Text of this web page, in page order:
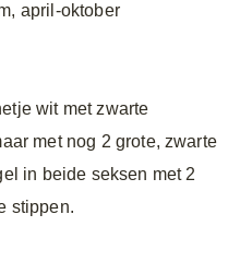
april-oktober
wit met zwarte
met nog 2 grote, zwarte
in beide seksen met 2
stippen.